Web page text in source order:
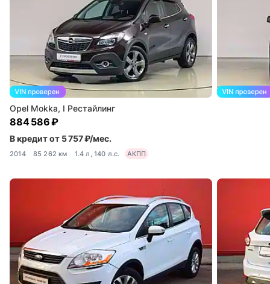
Opel Mokka, I Рестайлинг
884 586 ₽
В кредит от 5 757 ₽/мес.
2014 85 262 км 1.4 л, 140 л.с. АКПП